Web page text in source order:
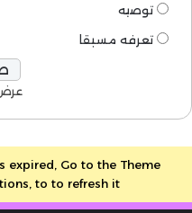
توصيه
تعرفه مسبقا
عرض
expired, Go to the Theme
to to refresh it.